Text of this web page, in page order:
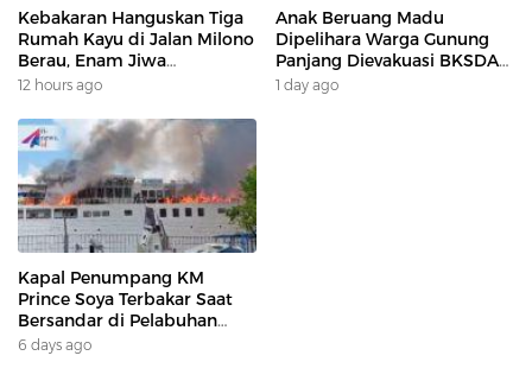
Kebakaran Hanguskan Tiga
Rumah Kayu di Jalan Milono
Berau, Enam Jiwa
Terdampak
12 hours ago
Anak Beruang Madu
Dipelihara Warga Gunung
Panjang Dievakuasi BKSDA
Dan DAMKAR
1 day ago
Kapal Penumpang KM
Prince Soya Terbakar Saat
Bersandar di Pelabuhan
Samarinda, Keberangkatan
6 days ago